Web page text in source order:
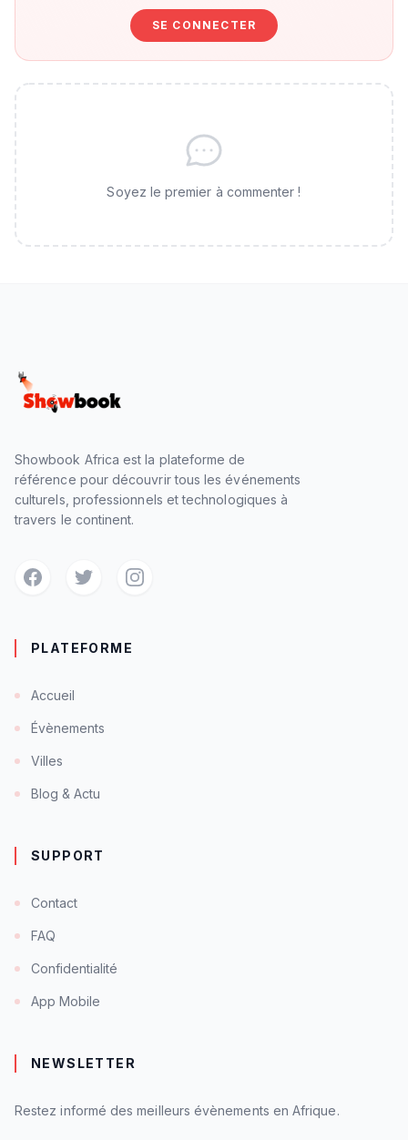
SE CONNECTER
Soyez le premier à commenter !
Showbook Africa est la plateforme de
référence pour découvrir tous les événements
culturels, professionnels et technologiques à
travers le continent.
PLATEFORME
Accueil
Évènements
Villes
Blog & Actu
SUPPORT
Contact
FAQ
Confidentialité
App Mobile
NEWSLETTER
Restez informé des meilleurs évènements en Afrique.